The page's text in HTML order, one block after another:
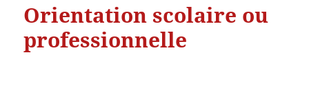
Orientation scolaire ou
professionnelle